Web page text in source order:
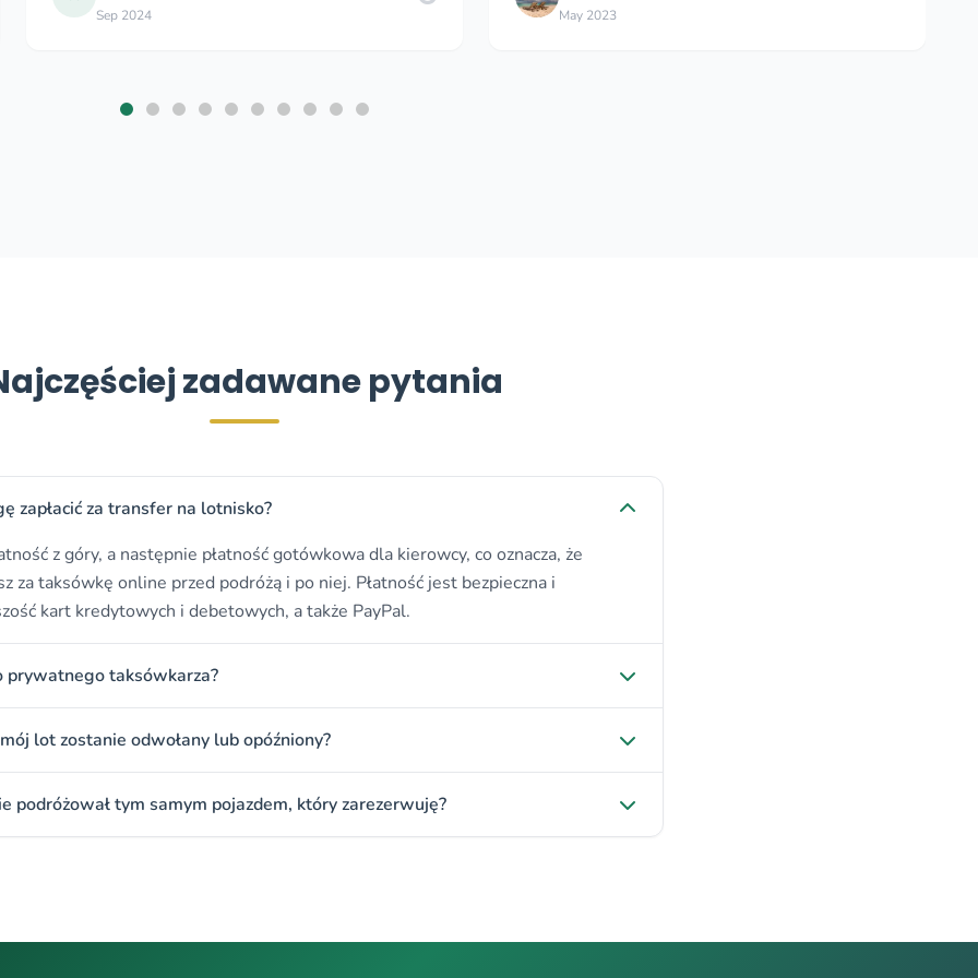
May 2023 Aug 2025
zadawane pytania
zapłacić za transfer na lotnisko?
z góry, a następnie płatność gotówkowa dla kierowcy, co oznacza, że
za taksówkę online przed podróżą i po niej. Płatność jest bezpieczna i
kart kredytowych i debetowych, a także PayPal.
prywatnego taksówkarza?
lot zostanie odwołany lub opóźniony?
podróżował tym samym pojazdem, który zarezerwuję?